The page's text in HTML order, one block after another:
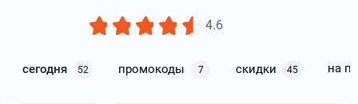
4.6
сегодня 52 промокоды 7 скидки 45 на